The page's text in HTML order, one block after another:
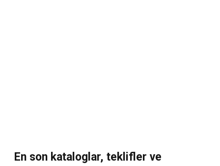
En son kataloglar, teklifler ve